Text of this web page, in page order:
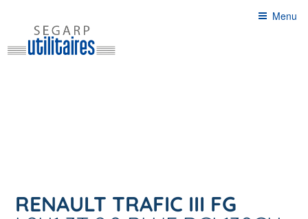
principal
Menu
RENAULT TRAFIC III FG